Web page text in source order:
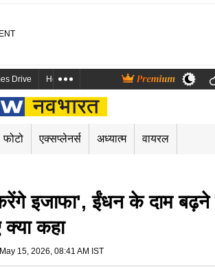
Drive Health and Me Marathi Bengali
फोटो एक्सप्लेनर्स अध्यात्म वायरल
इजाफा', ईंधन के दाम बढ़ने
क्या कहा
15, 2026, 08:41 AM IST